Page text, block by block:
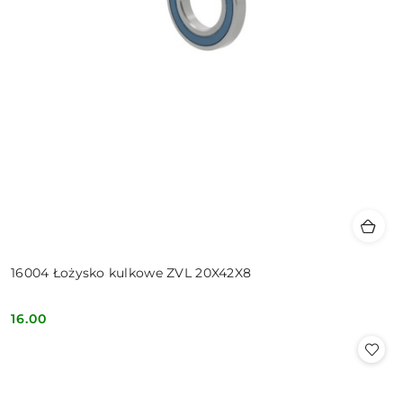
16004 Łożysko kulkowe ZVL 20X42X8
Cena:
16.00